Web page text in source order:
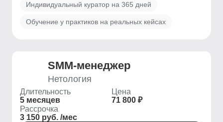
Индивидуальный куратор на 365 дней
Обучение у практиков на реальных кейсах
SMM-менеджер
Нетология
Длительность
5 месяцев
Цена
71 800 ₽
Рассрочка
3 150 руб. /мес